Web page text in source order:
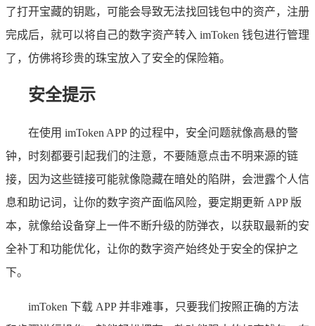
了打开宝藏的钥匙，可能会导致无法找回钱包中的资产，注册
完成后，就可以将自己的数字资产转入 imToken 钱包进行管理
了，仿佛将珍贵的珠宝放入了安全的保险箱。
安全提示
在使用 imToken APP 的过程中，安全问题就像高悬的警
钟，时刻都要引起我们的注意，不要随意点击不明来源的链
接，因为这些链接可能就像隐藏在暗处的陷阱，会泄露个人信
息和助记词，让你的数字资产面临风险，要定期更新 APP 版
本，就像给设备穿上一件不断升级的防弹衣，以获取最新的安
全补丁和功能优化，让你的数字资产始终处于安全的保护之
下。
imToken 下载 APP 并非难事，只要我们按照正确的方法